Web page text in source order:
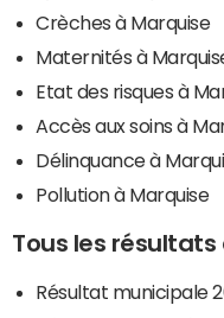
Crèches à Marquise
Maternités à
Etat des risques à
Accès aux soins à
Délinquance à
Pollution à Marquise
Tous les
Résultat municipale